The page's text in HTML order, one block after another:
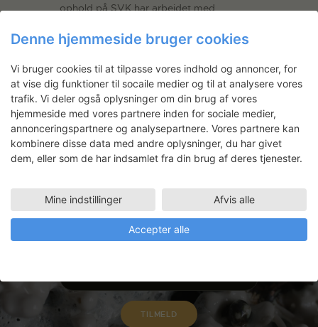
ophold på SVK har arbejdet med
samtidig en undersøgelse af ex libris-
grafiker kan…Læs mere
LÆS MERE
Nyhedsbrev
Få ansøgningsfrister, arrangementer
og artikler direkte i din indbakke.
Denne hjemmeside bruger cookies
Vi bruger cookies til at tilpasse vores indhold og annoncer, for
at vise dig funktioner til socaile medier og til at analysere vores
trafik. Vi deler også oplysninger om din brug af vores
hjemmeside med vores partnere inden for sociale medier,
annonceringspartnere og analysepartnere. Vores partnere kan
kombinere disse data med andre oplysninger, du har givet
dem, eller som de har indsamlet fra din brug af deres tjenester.
Mine indstillinger Afvis alle
Accepter alle